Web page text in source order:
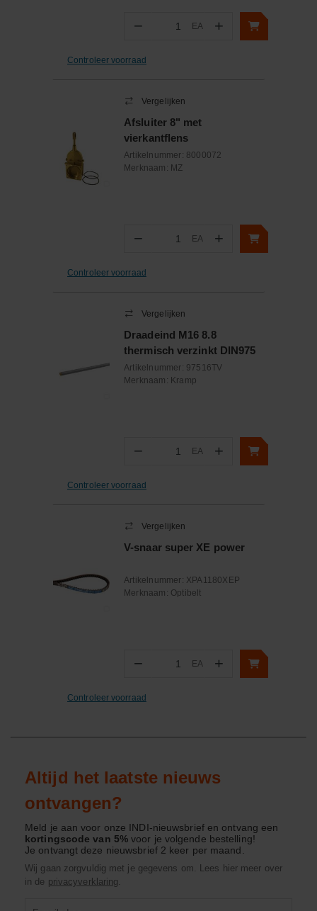
− Aantal
EA +
Controleer voorraad
Vergelijken
Afsluiter 8" met
vierkantflens
Artikelnummer: 8000072
Merknaam: MZ
− Aantal
EA +
Controleer voorraad
Vergelijken
Draadeind M16 8.8
thermisch verzinkt DIN975
Artikelnummer: 97516TV
Merknaam: Kramp
− Aantal
EA +
Controleer voorraad
Vergelijken
V-snaar super XE power
Artikelnummer: XPA1180XEP
Merknaam: Optibelt
− Aantal
EA +
Controleer voorraad
Altijd het laatste nieuws
ontvangen?
Meld je aan voor onze INDI-nieuwsbrief en ontvang een
kortingscode van 5%voor je volgende bestelling!
Je ontvangt deze nieuwsbrief 2 keer per maand.
Wij gaan zorgvuldig met je gegevens om. Lees hier meer over
in de privacyverklaring.